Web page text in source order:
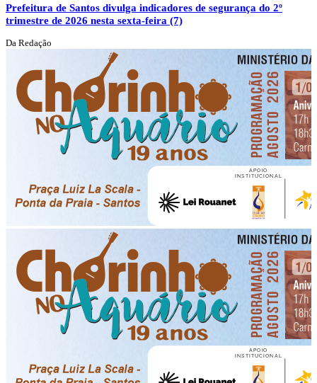
Prefeitura de Santos divulga indicadores de segurança do 2º
trimestre de 2026 nesta sexta-feira (7)
Da Redação